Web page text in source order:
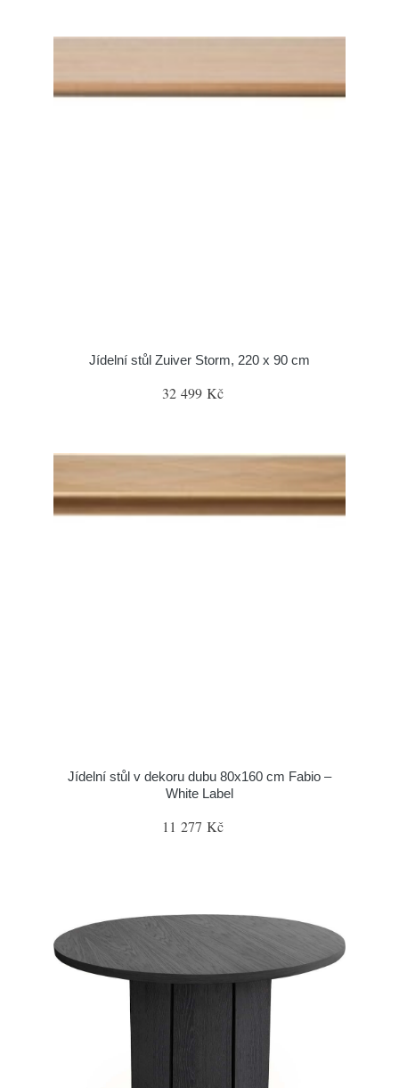
Jídelní stůl Zuiver Storm, 220 x 90 cm
32 499 Kč
Jídelní stůl v dekoru dubu 80x160 cm Fabio –
White Label
11 277 Kč